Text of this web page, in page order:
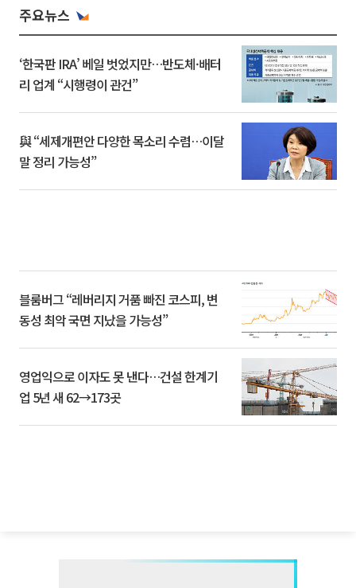
주요뉴스
‘한국판 IRA’ 베일 벗었지만…반도체·배터
리 업계 “시행령이 관건”
與 “세제개편안 다양한 목소리 수렴…이달
말 정리 가능성”
블룸버그 “레버리지 거품 빠진 코스피, 변
동성 최악 국면 지났을 가능성”
영업익으로 이자도 못 낸다…건설 한계기
업 5년 새 62→173곳